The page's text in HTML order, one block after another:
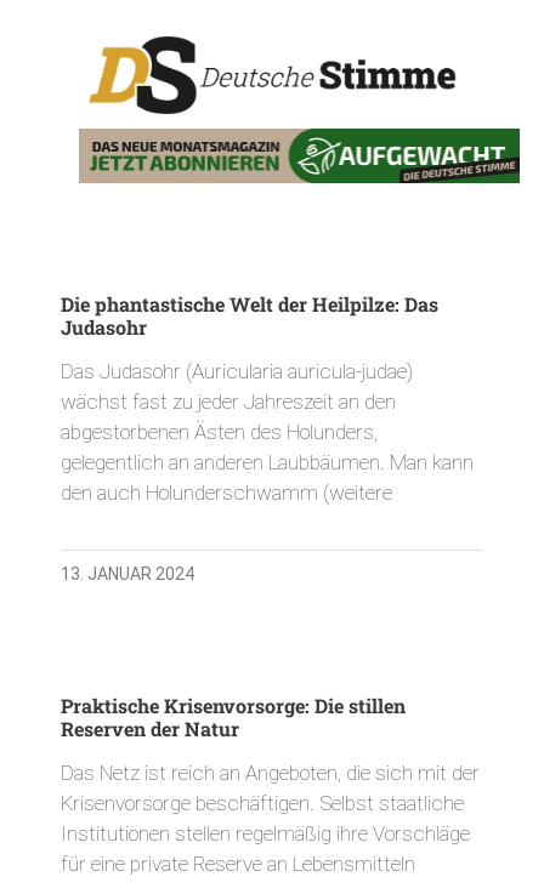
Die phantastische Welt der Heilpilze: Das
Judasohr
Das Judasohr (Auricularia auricula-judae)
wächst fast zu jeder Jahreszeit an den
abgestorbenen Ästen des Holunders,
gelegentlich an anderen Laubbäumen. Man kann
den auch Holunderschwamm (weitere
13. JANUAR 2024
Praktische Krisenvorsorge: Die stillen
Reserven der Natur
Das Netz ist reich an Angeboten, die sich mit der
Krisenvorsorge beschäftigen. Selbst staatliche
Institutionen stellen regelmäßig ihre Vorschläge
für eine private Reserve an Lebensmitteln